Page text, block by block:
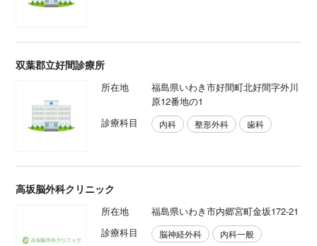
双葉郡立好間診療所
所在地
福島県いわき市好間町北好間字外川
原12番地の1
診療科目
内科 整形外科 歯科
高坂脳外科クリニック
所在地
福島県いわき市内郷宮町金坂172‐21
診療科目
脳神経外科
内科一般